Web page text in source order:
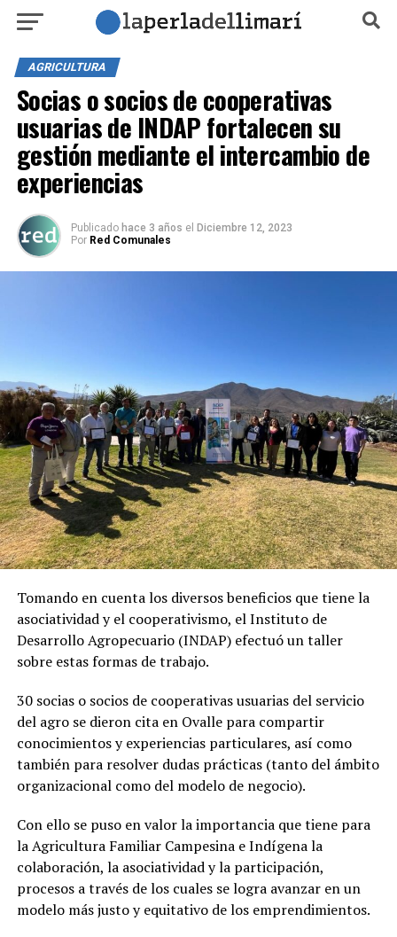
AGRICULTURA
Socias o socios de cooperativas
usuarias de INDAP fortalecen su
gestión mediante el intercambio de
experiencias
Publicado hace 3 años el Diciembre 12, 2023
Por Red Comunales
Tomando en cuenta los diversos beneficios que tiene la
asociatividad y el cooperativismo, el Instituto de
Desarrollo Agropecuario (INDAP) efectuó un taller
sobre estas formas de trabajo.
30 socias o socios de cooperativas usuarias del servicio
del agro se dieron cita en Ovalle para compartir
conocimientos y experiencias particulares, así como
también para resolver dudas prácticas (tanto del ámbito
organizacional como del modelo de negocio).
Con ello se puso en valor la importancia que tiene para
la Agricultura Familiar Campesina e Indígena la
colaboración, la asociatividad y la participación,
procesos a través de los cuales se logra avanzar en un
modelo más justo y equitativo de los emprendimientos.